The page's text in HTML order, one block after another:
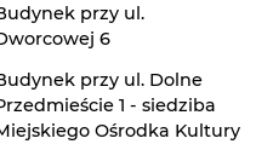
przy ul.
6
przy ul. Dolne
1 - siedziba
Ośrodka Kultury